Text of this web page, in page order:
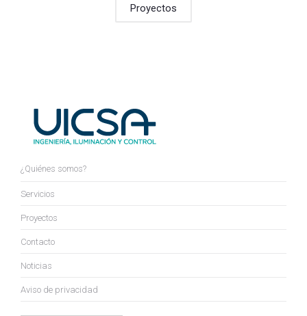
Proyectos
¿Quiénes somos?
Servicios
Proyectos
Contacto
Noticias
Aviso de privacidad